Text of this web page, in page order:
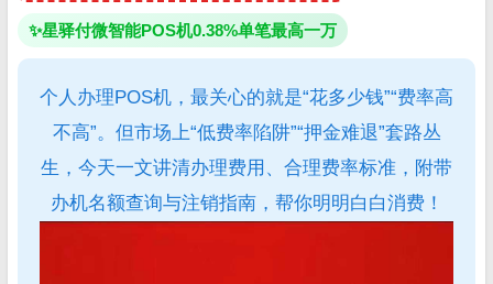
✨星驿付微智能POS机0.38%单笔最高一万
个人办理POS机，最关心的就是“花多少钱”“费率高
不高”。但市场上“低费率陷阱”“押金难退”套路丛
生，今天一文讲清办理费用、合理费率标准，附带
办机名额查询与注销指南，帮你明明白白消费！